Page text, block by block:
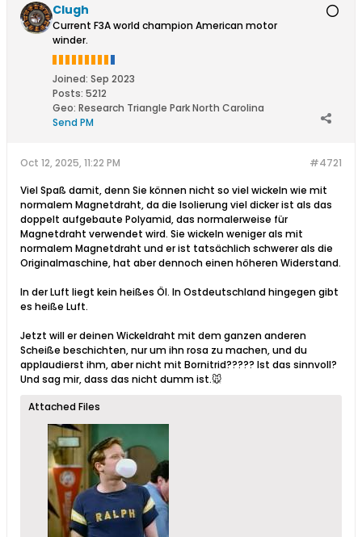
Clugh
Current F3A world champion American motor
winder.
Joined: Sep 2023
Posts: 5212
Geo: Research Triangle Park North Carolina
Send PM
#4721
Oct 12, 2025, 11:22 PM
Viel Spaß damit, denn Sie können nicht so viel wickeln wie mit
normalem Magnetdraht, da die Isolierung viel dicker ist als das
doppelt aufgebaute Polyamid, das normalerweise für
Magnetdraht verwendet wird. Sie wickeln weniger als mit
normalem Magnetdraht und er ist tatsächlich schwerer als die
Originalmaschine, hat aber dennoch einen höheren Widerstand.
In der Luft liegt kein heißes Öl. In Ostdeutschland hingegen gibt
es heiße Luft.
Jetzt will er deinen Wickeldraht mit dem ganzen anderen
Scheiße beschichten, nur um ihn rosa zu machen, und du
applaudierst ihm, aber nicht mit Bornitrid????? Ist das sinnvoll?
Und sag mir, dass das nicht dumm ist.🐭
Attached Files